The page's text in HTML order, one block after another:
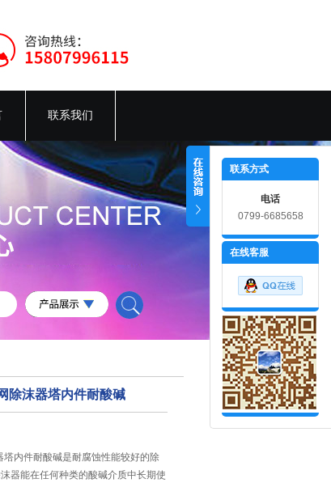
联系我们
除沫器塔内件耐酸碱
塔内件耐酸碱是耐腐蚀性能较好的除
器能在任何种类的酸碱介质中长期使
联系方式
电话
0799-6685658
在线客服